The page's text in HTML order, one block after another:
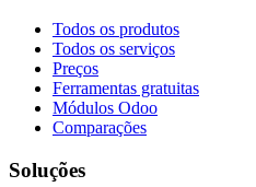
Todos os produtos
Todos os serviços
Preços
Ferramentas gratuitas
Módulos Odoo
Comparações
Soluções